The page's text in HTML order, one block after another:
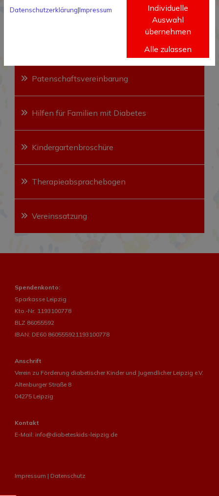
Downloads:
Beitrittserklärung / Mitgliedsantrag
Patenschaftsvereinbarung
Hilfen für Familien mit Diabetes
Kindergartenbroschüre
Therapieabsprachebogen
Vereinssatzung
Spendenkonto:
Sparkasse Leipzig
Kto.-Nr. 1193100778
BLZ 86055592
IBAN: DE60 860555921193100778
Anschrift
Verein zu Förderung diabetischer Kinder und Jugendlicher Leipzig e.V.
Altenburger Straße 8
04275 Leipzig
Kontakt
E-Mail: info@diabeteskids-leipzig.de
Impressum | Datenschutz
Datenschutzerklärung|Impressum
Individuelle
Auswahl
übernehmen
Alle zulassen